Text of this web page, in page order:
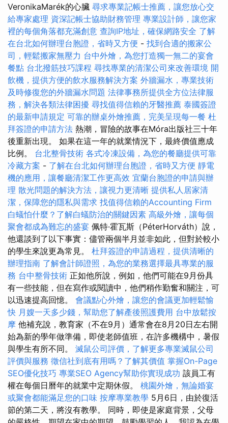
VeronikaMarék的心臟 尋求專業記帳士推薦，讓您放心交
給專家處理 資深記帳士協助財務管理 專業設計師，讓您家
裡的每個角落都充滿創意 查詢IP地址，確保網路安全 了解
在台北如何辦理台胞證，省時又方便 - 找到合適的搬家公
司，輕鬆搬家無壓力 台中外燴，為您打造獨一無二的宴會
餐點 台北撥筋技巧課程 尋找專業的清潔公司來改善環境 開
飲機，提供方便的飲水服務解決方案 外牆漏水，專業技術
及時修復您的外牆漏水問題 法律事務所提供全方位法律服
務，解決各類法律困擾 尋找值得信賴的牙醫推薦 泰國簽證
的最新申請規定 可靠的辦桌外燴推薦，完美呈現每一餐 杜
拜簽證的申請方法 熱潮，冒險的故事在Móra出版社三十年
後重新出現。 如果在這一年的就業情況下，最終價值應成
比例。 台北整骨技術 各式冷凍設備，為您的餐廳提供可靠
冷藏方案 - 了解在台北如何辦理台胞證，省時又方便 靜電
機的應用，讓餐廳清潔工作更高效 宜蘭台胞證的申請與辦
理 散光問題的解決方法，讓視力更清晰 提供私人居家清
潔，保障您的隱私與需求 找值得信賴的Accounting Firm
白蟻怕什麼？了解白蟻防治的關鍵因素 高級外燴，讓每個
聚會都成為難忘的盛宴 佩特·霍瓦斯（PéterHorváth）說，
他還談到了以下事實：儘管兩個半月並非如此，但對於較小
的學生來說更為常見。 杜拜簽證的申請過程，提供清晰的
辦理指南 了解會計師證照，為您的業務選擇最具專業的服
務 台中整骨技術 正如他所說，例如，他們可能在9月份具
有一些技能，但在寫作或閱讀中，他們稍作勤奮和關注，可
以迅速提高回憶。 會議點心外燴，讓您的會議更加輕鬆愉
快 月嫂一天多少錢，幫助您了解產後照護費用 台中放鬆按
摩 他補充說，教育家（不在9月）通常會在8月20日左右開
始為新的學年做準備，即使老師值班，在許多機構中，暑假
與學生有所不同。 滅鼠公司評價，了解更多專業滅鼠公司
評價與服務 徵信社到底有用嗎？了解其價值 掌握On-Page
SEO優化技巧 專業SEO Agency幫助你實現成功 該員工有
權在每個日曆年的就業中定期休假。 桃園外燴，無論婚宴
或聚會都能滿足您的口味 按摩專業教學 5月6日，由於復活
節的第二天，將沒有教學。 同時，即使是家庭背景，父母